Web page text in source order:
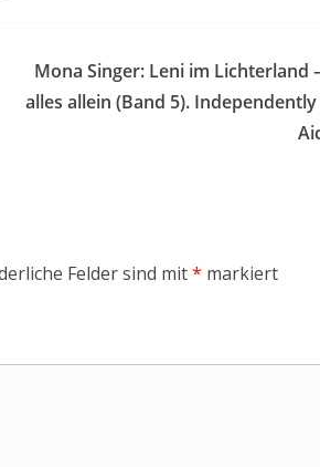
Mona Singer: Leni im Lichterland
alles allein (Band 5).
Felder sind mit* markiert